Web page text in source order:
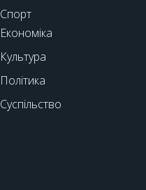
Спорт
Економіка
Культура
Політика
Суспільство